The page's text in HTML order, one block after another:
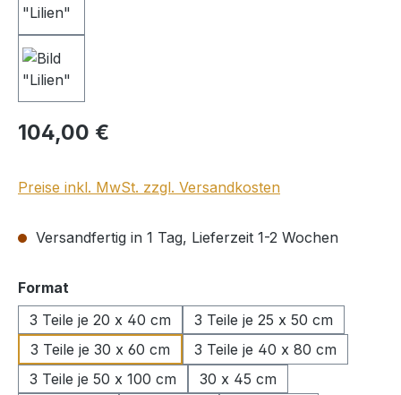
Regulärer Preis:
104,00 €
Preise inkl. MwSt. zzgl. Versandkosten
Versandfertig in 1 Tag, Lieferzeit 1-2 Wochen
Format
3 Teile je 20 x 40 cm
3 Teile je 25 x 50 cm
3 Teile je 30 x 60 cm
3 Teile je 40 x 80 cm
3 Teile je 50 x 100 cm
30 x 45 cm